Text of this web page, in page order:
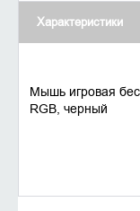
Характеристики
Мышь игровая
RGB, черный